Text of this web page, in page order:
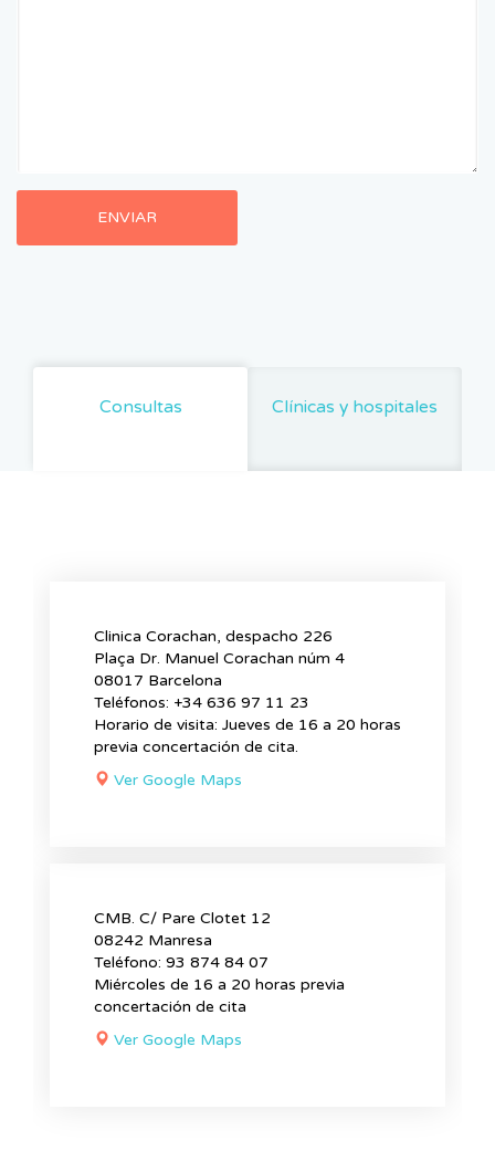
Consultas Clínicas y hospitales
Clinica Corachan, despacho 226
Plaça Dr. Manuel Corachan núm 4
08017 Barcelona
Teléfonos: +34 636 97 11 23
Horario de visita: Jueves de 16 a 20 horas
previa concertación de cita.
Ver Google Maps
CMB. C/ Pare Clotet 12
08242 Manresa
Teléfono: 93 874 84 07
Miércoles de 16 a 20 horas previa
concertación de cita
Ver Google Maps